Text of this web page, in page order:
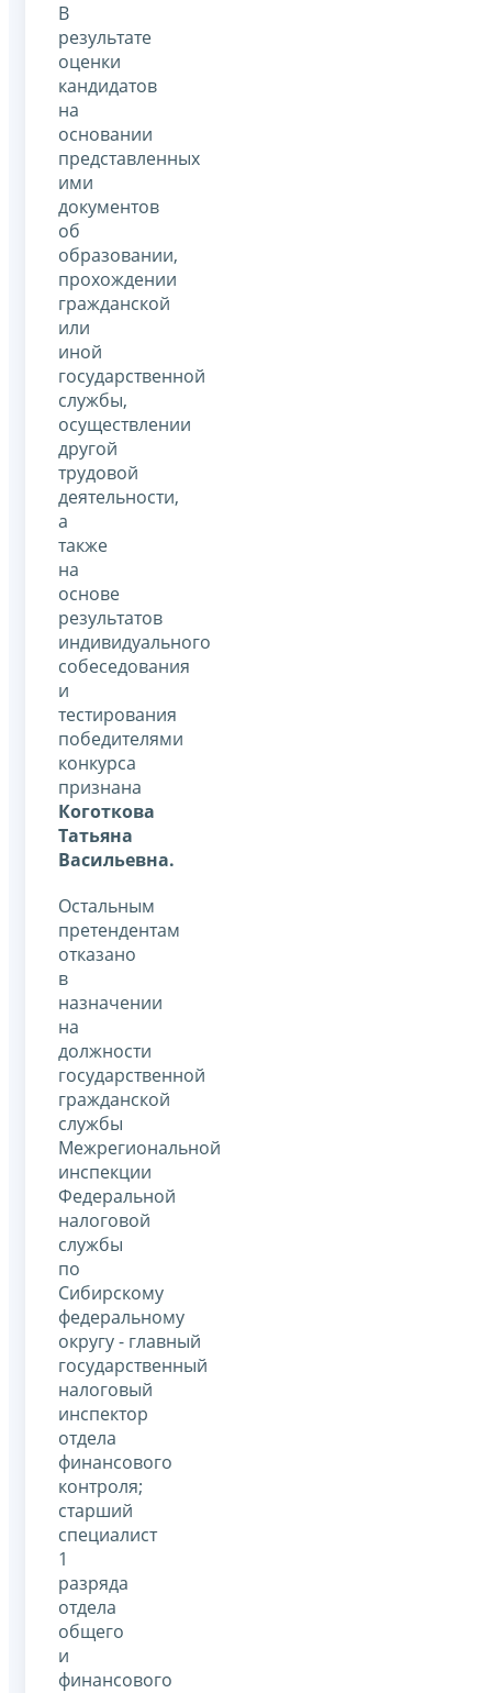
В
результате
оценки
кандидатов
на
основании
представленных
ими
документов
об
образовании,
прохождении
гражданской
или
иной
государственной
службы,
осуществлении
другой
трудовой
деятельности,
а
также
на
основе
результатов
индивидуального
собеседования
и
тестирования
победителями
конкурса
признана
Коготкова
Татьяна
Васильевна.
Остальным
претендентам
отказано
в
назначении
на
должности
государственной
гражданской
службы
Межрегиональной
инспекции
Федеральной
налоговой
службы
по
Сибирскому
федеральному
округу - главный
государственный
налоговый
инспектор
отдела
финансового
контроля;
старший
специалист
1
разряда
отдела
общего
и
финансового